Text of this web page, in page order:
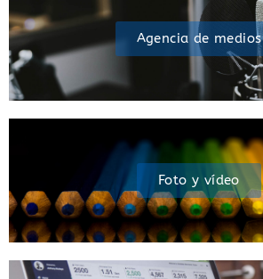
Agencia de medios
Foto y vídeo